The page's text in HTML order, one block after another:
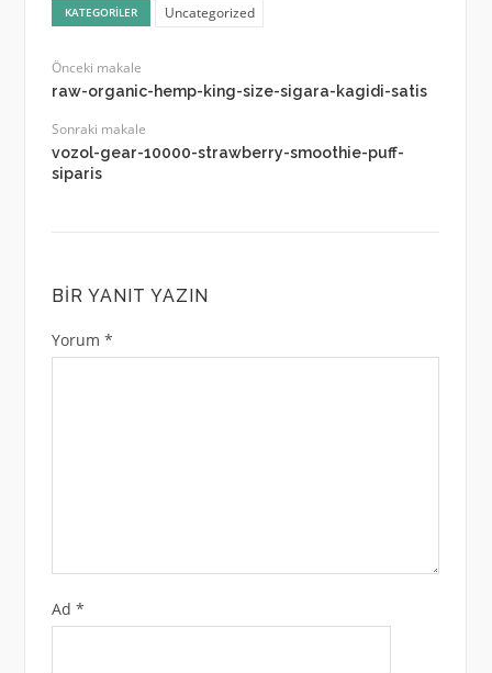
KATEGORILER Uncategorized
Önceki makale
raw-organic-hemp-king-size-sigara-kagidi-satis
Sonraki makale
vozol-gear-10000-strawberry-smoothie-puff-
siparis
BIR YANIT YAZIN
Yorum *
Ad *